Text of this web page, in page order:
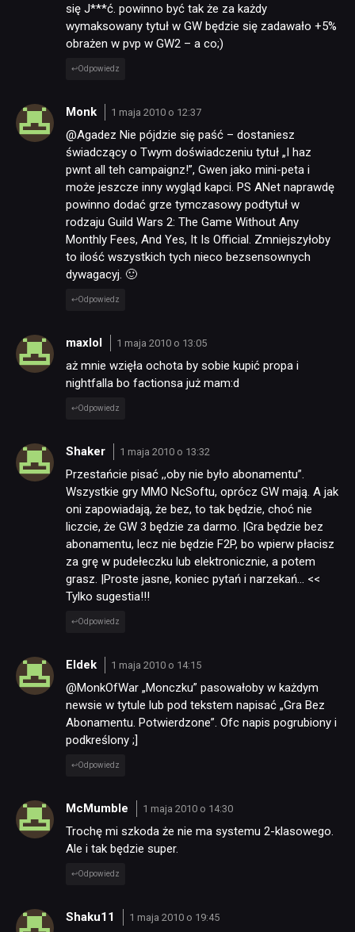
się J***ć. powinno być tak że za każdy
wymaksowany tytuł w GW będzie się zadawało +5%
obrażen w pvp w GW2 – a co;)
Odpowiedz
Monk 1 maja 2010 o 12:37
@Agadez Nie pójdzie się paść – dostaniesz
świadczący o Twym doświadczeniu tytuł „I haz
pwnt all teh campaignz!”, Gwen jako mini-peta i
może jeszcze inny wygląd kapci. PS ANet naprawdę
powinno dodać grze tymczasowy podtytuł w
rodzaju Guild Wars 2: The Game Without Any
Monthly Fees, And Yes, It Is Official. Zmniejszyłoby
to ilość wszystkich tych nieco bezsensownych
dywagacyj. 🙂
Odpowiedz
maxlol 1 maja 2010 o 13:05
aż mnie wzięła ochota by sobie kupić propa i
nightfalla bo factionsa już mam:d
Odpowiedz
Shaker 1 maja 2010 o 13:32
Przestańcie pisać ,,oby nie było abonamentu”.
Wszystkie gry MMO NcSoftu, oprócz GW mają. A jak
oni zapowiadają, że bez, to tak będzie, choć nie
liczcie, że GW 3 będzie za darmo. |Gra będzie bez
abonamentu, lecz nie będzie F2P, bo wpierw płacisz
za grę w pudełeczku lub elektronicznie, a potem
grasz. |Proste jasne, koniec pytań i narzekań… <<
Tylko sugestia!!!
Odpowiedz
Eldek 1 maja 2010 o 14:15
@MonkOfWar „Monczku” pasowałoby w każdym
newsie w tytule lub pod tekstem napisać „Gra Bez
Abonamentu. Potwierdzone”. Ofc napis pogrubiony i
podkreślony ;]
Odpowiedz
McMumble 1 maja 2010 o 14:30
Trochę mi szkoda że nie ma systemu 2-klasowego.
Ale i tak będzie super.
Odpowiedz
Shaku11 1 maja 2010 o 19:45